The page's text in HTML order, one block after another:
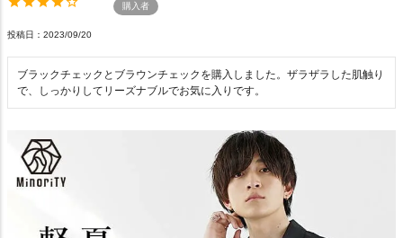
購入者
投稿日 2023/09/20
ブラックチェックとブラウンチェックを購入しました。ザラザラした肌触り
で、しっかりしてリーズナブルでお気に入りです。